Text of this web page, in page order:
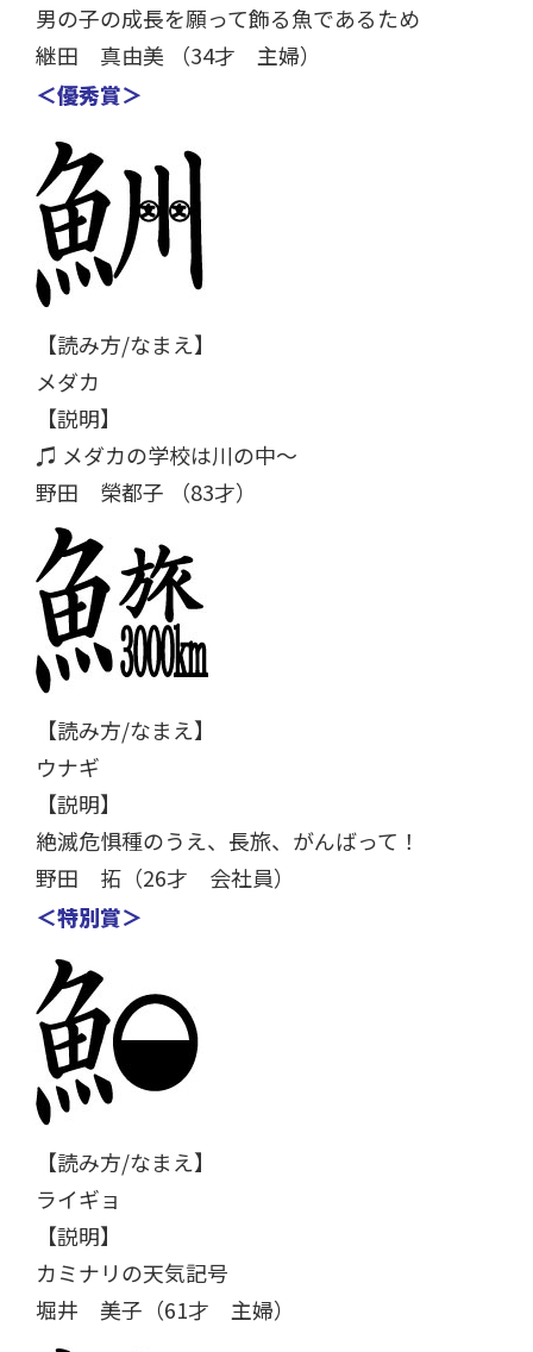
男の子の成長を願って飾る魚であるため
継田 真由美 （34才 主婦）
＜優秀賞＞
【読み方/なまえ】
メダカ
【説明】
♫ メダカの学校は川の中～
野田 榮都子 （83才）
【読み方/なまえ】
ウナギ
【説明】
絶滅危惧種のうえ、長旅、がんばって！
野田 拓（26才 会社員）
＜特別賞＞
【読み方/なまえ】
ライギョ
【説明】
カミナリの天気記号
堀井 美子（61才 主婦）